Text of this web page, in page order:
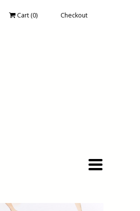
Cart (0) Checkout
Toggle
navigation